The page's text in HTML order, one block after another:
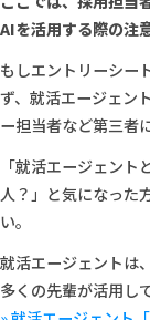
AIを活用する際の注
もしエントリーシー
ず、就活エージェン
ー担当者など第三者
「就活エージェン
人？」と気になった
い。
就活エージェントは
多くの先輩が活用し